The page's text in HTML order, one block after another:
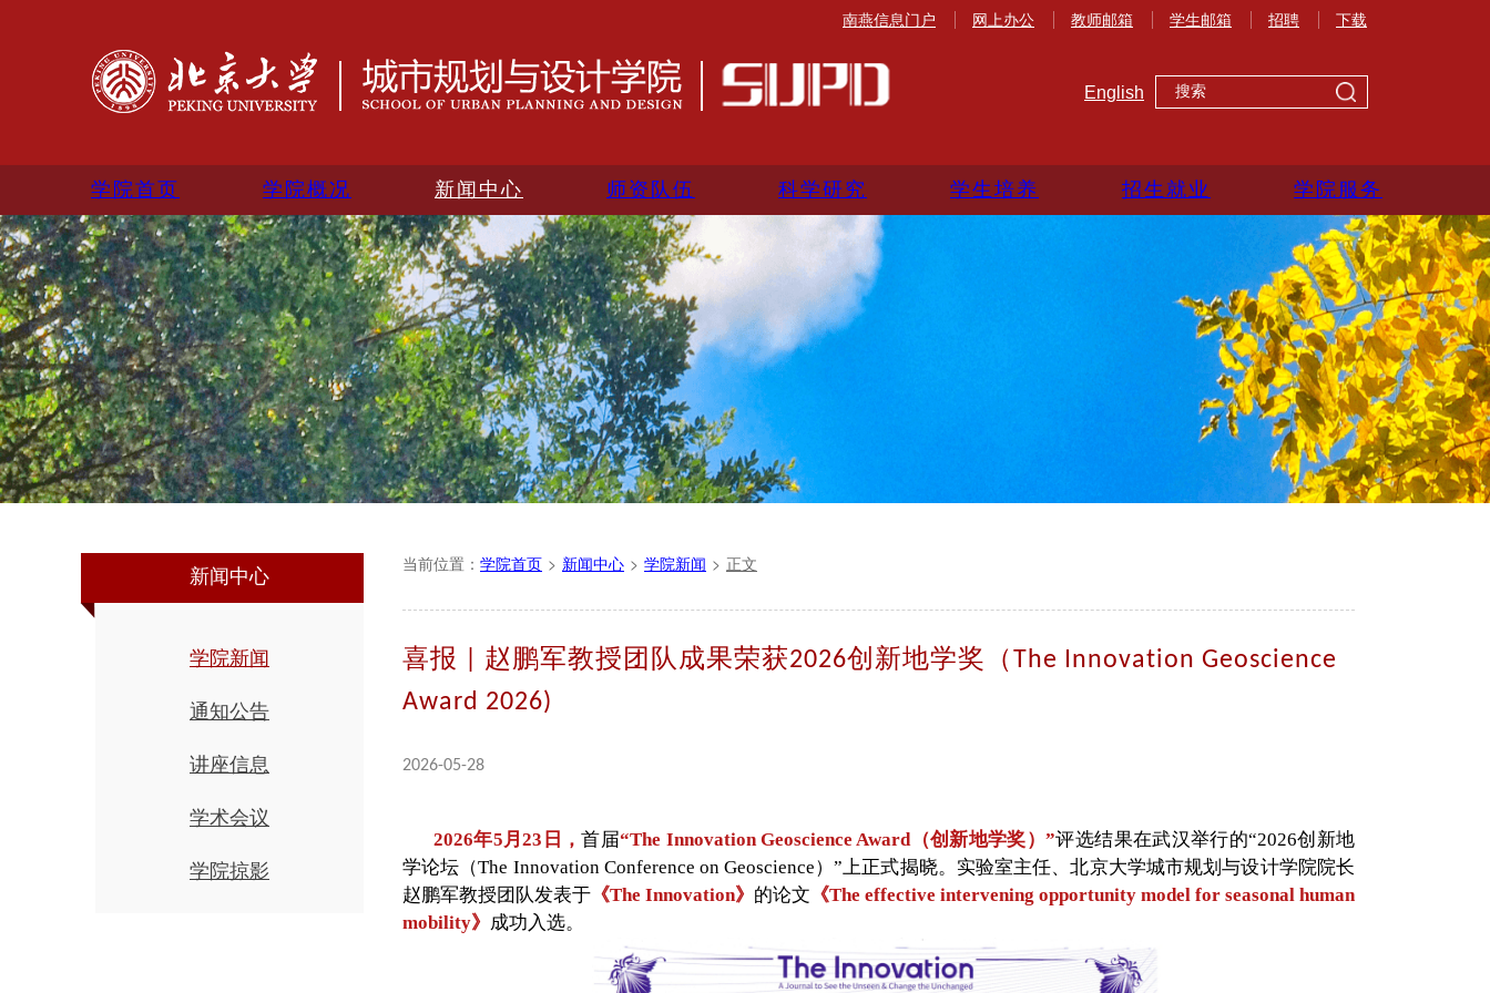
南燕信息门户 网上办公 教师邮箱 学生邮箱 招聘 下载
English
学院首页 学院概况 新闻中心 师资队伍 科学研究 学生培养 招生就业 学院服务
新闻中心
学院新闻
通知公告
讲座信息
学术会议
学院掠影
当前位置： 学院首页 > 新闻中心 > 学院新闻 > 正文
喜报 | 赵鹏军教授团队成果荣获2026创新地学奖（The Innovation Geoscience
Award 2026)
2026-05-28
2026年5月23日，首届“The Innovation Geoscience Award（创新地学奖）”评选结果在武汉举行的“2026创新地
学论坛（The Innovation Conference on Geoscience）”上正式揭晓。实验室主任、北京大学城市规划与设计学院院长
赵鹏军教授团队发表于 《The Innovation》 的论文 《The effective intervening opportunity model for seasonal human
mobility》 成功入选。